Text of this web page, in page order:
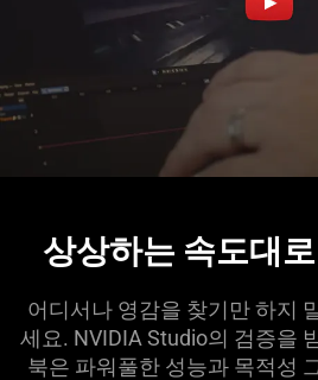
상상하는 속도대
어디서나 영감을 찾기만 하지
세요. NVIDIA Studio의 검증을
북은 파워풀한 성능과 목적성